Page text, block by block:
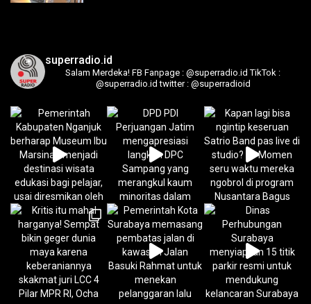
superradio.id
Salam Merdeka! FB Fanpage : @superradio.id TikTok :
@superradio.id twitter : @superradioid